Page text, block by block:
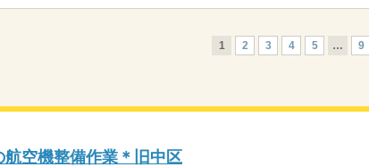
1 2 3 4 5 … 9
空機整備作業＊旧中区